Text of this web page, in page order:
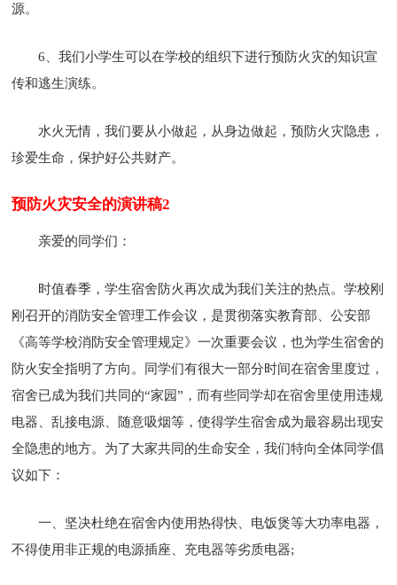
源。
6、我们小学生可以在学校的组织下进行预防火灾的知识宣
传和逃生演练。
水火无情，我们要从小做起，从身边做起，预防火灾隐患，
珍爱生命，保护好公共财产。
预防火灾安全的演讲稿2
亲爱的同学们：
时值春季，学生宿舍防火再次成为我们关注的热点。学校刚
刚召开的消防安全管理工作会议，是贯彻落实教育部、公安部
《高等学校消防安全管理规定》一次重要会议，也为学生宿舍的
防火安全指明了方向。同学们有很大一部分时间在宿舍里度过，
宿舍已成为我们共同的“家园”，而有些同学却在宿舍里使用违规
电器、乱接电源、随意吸烟等，使得学生宿舍成为最容易出现安
全隐患的地方。为了大家共同的生命安全，我们特向全体同学倡
议如下：
一、坚决杜绝在宿舍内使用热得快、电饭煲等大功率电器，
不得使用非正规的电源插座、充电器等劣质电器;